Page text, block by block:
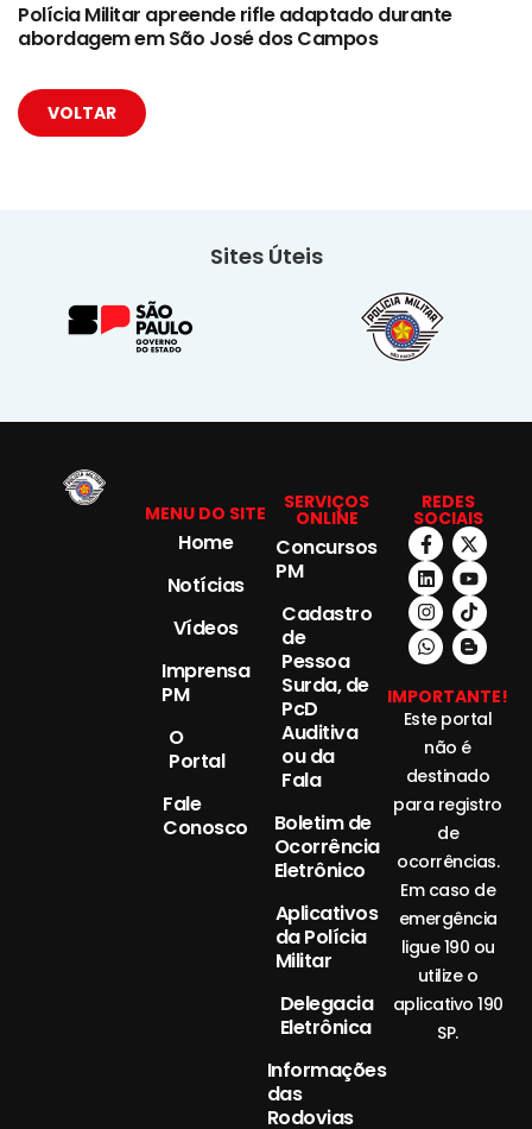
Polícia Militar apreende rifle adaptado durante
abordagem em São José dos Campos
VOLTAR
Sites Úteis
MENU DO SITE
Home
Notícias
Vídeos
Imprensa
PM
O
Portal
Fale
Conosco
SERVIÇOS
ONLINE
Concursos
PM
Cadastro
de
Pessoa
Surda, de
PcD
Auditiva
ou da
Fala
Boletim de
Ocorrência
Eletrônico
Aplicativos
da Polícia
Militar
Delegacia
Eletrônica
Informações
das
Rodovias
REDES
SOCIAIS
IMPORTANTE!
Este portal
não é
destinado
para registro
de
ocorrências.
Em caso de
emergência
ligue 190 ou
utilize o
aplicativo 190
SP.